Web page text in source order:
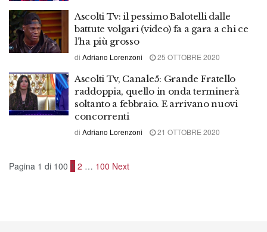
Ascolti Tv: il pessimo Balotelli dalle
battute volgari (video) fa a gara a chi ce
l’ha più grosso
di Adriano Lorenzoni 25 OTTOBRE 2020
Ascolti Tv, Canale5: Grande Fratello
raddoppia, quello in onda terminerà
soltanto a febbraio. E arrivano nuovi
concorrenti
di Adriano Lorenzoni 21 OTTOBRE 2020
Pagina 1 di 100 1 2 … 100 Next